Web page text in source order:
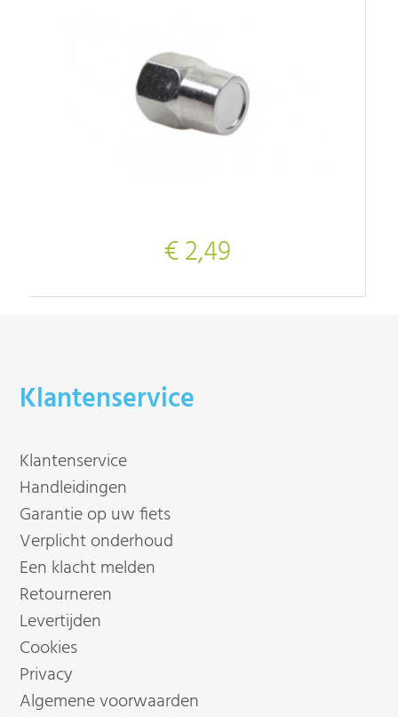
€ 2,49
Klantenservice
Klantenservice
Handleidingen
Garantie op uw fiets
Verplicht onderhoud
Een klacht melden
Retourneren
Levertijden
Cookies
Privacy
Algemene voorwaarden